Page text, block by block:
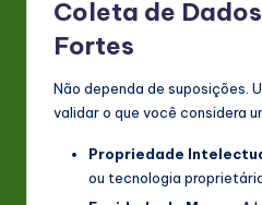
Coleta de
Fortes
Não dependa de suposições.
validar o que você considera
Propriedade
ou tecnologia